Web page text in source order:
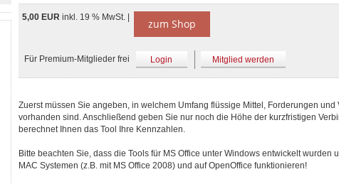
5,00 EUR inkl. 19 % MwSt. | zum Shop
Für Premium-Mitglieder frei Login Mitglied werden
Zuerst müssen Sie angeben, in welchem Umfang flüssige Mittel, Forderungen und
vorhanden sind. Anschließend geben Sie nur noch die Höhe der kurzfristigen
berechnet Ihnen das Tool Ihre Kennzahlen.
Bitte beachten Sie, dass die Tools für MS Office unter Windows entwickelt wurden
MAC Systemen (z.B. mit MS Office 2008) und auf OpenOffice funktionieren!